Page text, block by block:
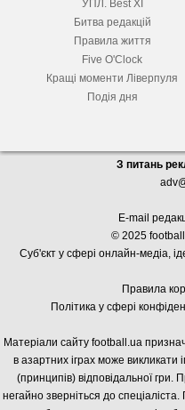
УПЛ. Best XІ
Битва редакцій
Правила життя
Five O'Clock
Кращі моменти Ліверпуля
Подія дня
З питань
E-mail
© 2025 football
Суб'єкт у сфері онлайн-медіа, і
Правила
Політика у сфері
Матеріали сайту football.ua
в азартних іграх може викликати
(принципів) відповідальної
негайно зверніться до